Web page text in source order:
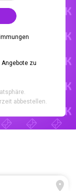
zu
abbestellen.